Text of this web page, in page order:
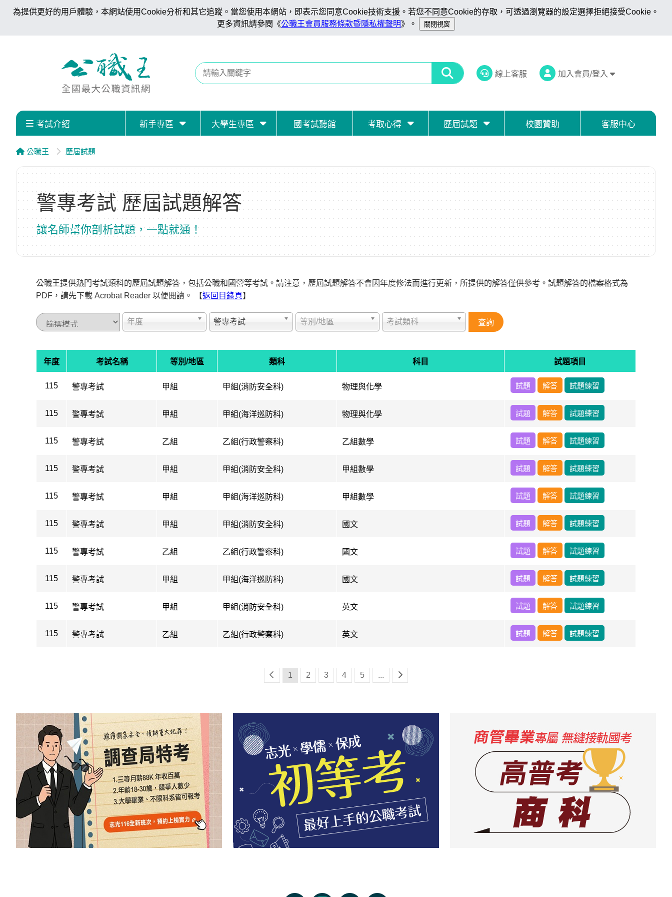
為提供更好的用戶體驗，本網站使用Cookie分析和其它追蹤。當您使用本網站，即表示您同意Cookie技術支援。若您不同意Cookie的存取，可透過瀏覽器的設定選擇拒絕接受Cookie。
更多資訊請參閱《公職王會員服務條款暨隱私權聲明》。
線上客服 加入會員/登入
考試介紹 新手專區 大學生專區 國考試聽館 考取心得 歷屆試題 校園贊助 客服中心
公職王 歷屆試題
警專考試 歷屆試題解答
讓名師幫你剖析試題，一點就通！
公職王提供熱門考試類科的歷屆試題解答，包括公職和國營等考試。請注意，歷屆試題解答不會因年度修法而進行更新，所提供的解答僅供參考。試題解答的檔案格式為
PDF，請先下載 Acrobat Reader 以便閱讀。 【返回目錄頁】
年度 警專考試 等別/地區 考試類科
年度 考試名稱 等別/地區 類科 科目 試題項目
115 警專考試 甲組 甲組(消防安全科) 物理與化學 試題 解答 試題練習
115 警專考試 甲組 甲組(海洋巡防科) 物理與化學 試題 解答 試題練習
115 警專考試 乙組 乙組(行政警察科) 乙組數學 試題 解答 試題練習
115 警專考試 甲組 甲組(消防安全科) 甲組數學 試題 解答 試題練習
115 警專考試 甲組 甲組(海洋巡防科) 甲組數學 試題 解答 試題練習
115 警專考試 甲組 甲組(消防安全科) 國文 試題 解答 試題練習
115 警專考試 乙組 乙組(行政警察科) 國文 試題 解答 試題練習
115 警專考試 甲組 甲組(海洋巡防科) 國文 試題 解答 試題練習
115 警專考試 甲組 甲組(消防安全科) 英文 試題 解答 試題練習
115 警專考試 乙組 乙組(行政警察科) 英文 試題 解答 試題練習
1 2 3 4 5 ...